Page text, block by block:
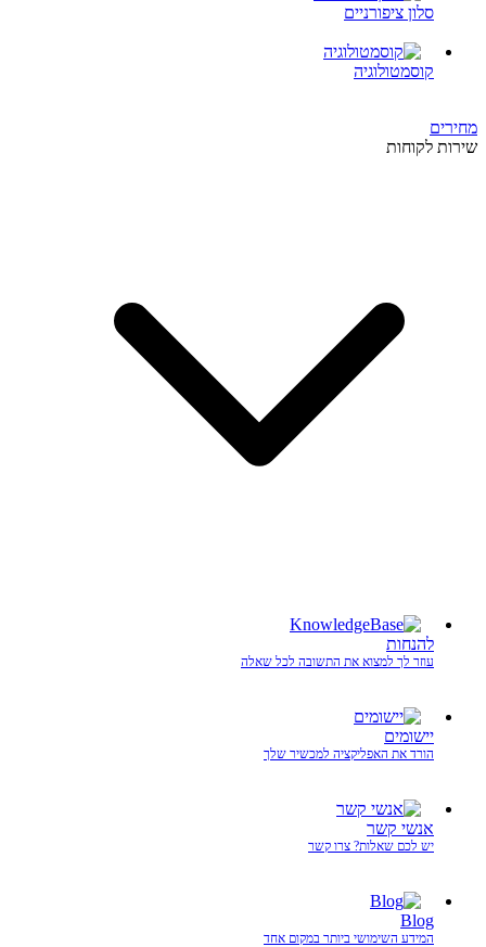
סלון ציפורניים
קוסמטולוגיה
מחירים
שירות לקוחות
להנחות
עוזר לך למצוא את התשובה לכל שאלה
יישומים
הורד את האפליקציה למכשיר שלך
אנשי קשר
יש לכם שאלות? צרו קשר
Blog
המידע השימושי ביותר במקום אחד